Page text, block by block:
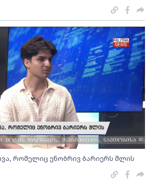
რომელიც ენობრივ ბარიერს შლის